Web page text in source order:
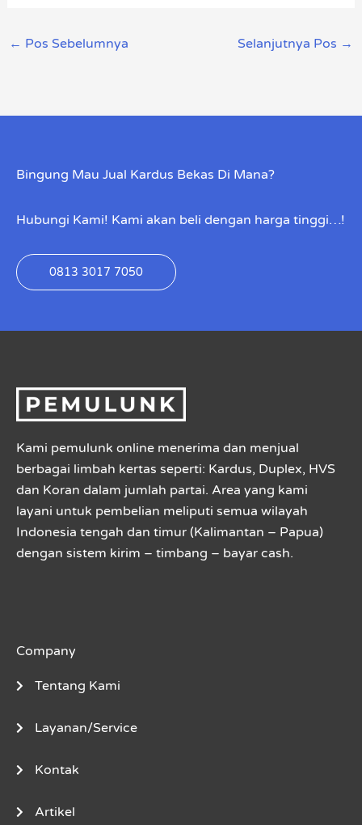
← Pos Sebelumnya Selanjutnya Pos →
Bingung Mau Jual Kardus Bekas Di Mana?
Hubungi Kami! Kami akan beli dengan harga tinggi…!
0813 3017 7050
Kami pemulunk online menerima dan menjual
berbagai limbah kertas seperti: Kardus, Duplex, HVS
dan Koran dalam jumlah partai. Area yang kami
layani untuk pembelian meliputi semua wilayah
Indonesia tengah dan timur (Kalimantan – Papua)
dengan sistem kirim – timbang – bayar cash.
Company
Tentang Kami
Layanan/Service
Kontak
Artikel